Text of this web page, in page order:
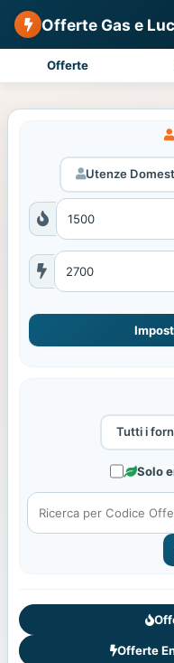
Offerte Gas e
Offerte
Utenze
Tutti i
Solo
Offerte